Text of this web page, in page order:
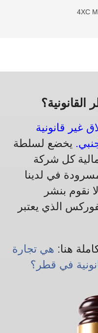
غير قانونية
يخضع لسلطة
كل شركة
في لدينا
لا نقوم بنشر
الذي يعتبر
هنا: هي تجارة
في قطر؟